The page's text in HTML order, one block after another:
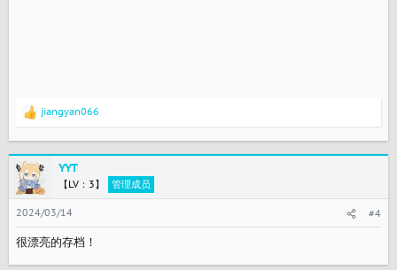
反
：
jiangyan066
YYT
【LV：3】 管理成员
2024/03/14 #4
很漂亮的存档！